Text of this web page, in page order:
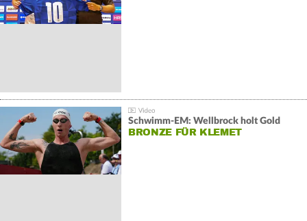
Schwimm-EM: Wellbrock holt Gold
BRONZE FÜR KLEMET